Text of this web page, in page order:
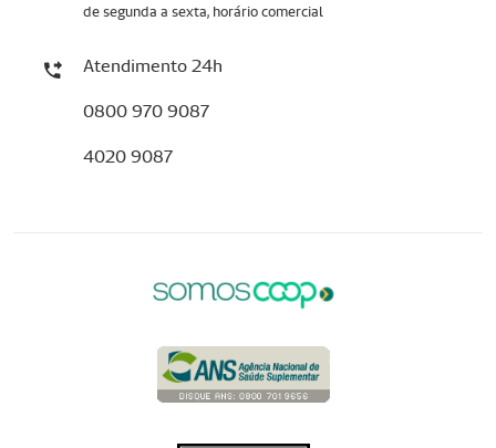
de segunda a sexta, horário comercial
Atendimento 24h
0800 970 9087
4020 9087